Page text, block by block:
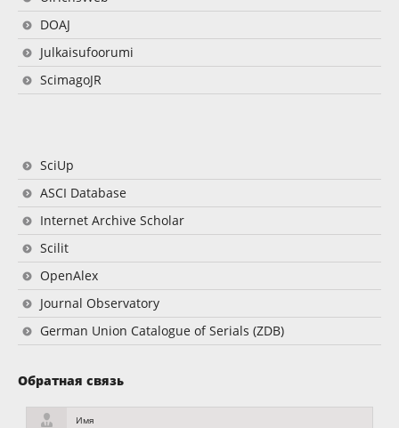
DOAJ
Julkaisufoorumi
ScimagoJR
SciUp
ASCI Database
Internet Archive Scholar
Scilit
OpenAlex
Journal Observatory
German Union Catalogue of Serials (ZDB)
Обратная связь
Имя